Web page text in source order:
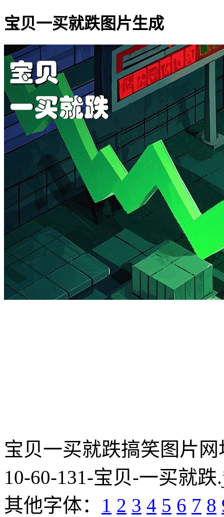
宝贝一买就跌图片生成
宝贝一买就跌搞笑图片网
10-60-131-宝贝-一买就跌
其他字体： 1 2 3 4 5 6 7 8